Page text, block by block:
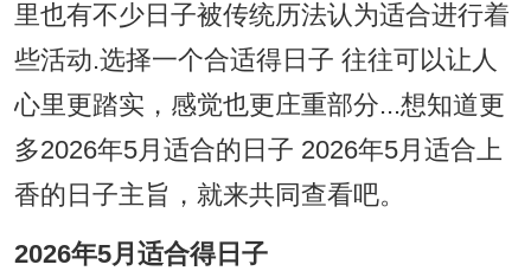
里也有不少日子被传统历法认为适合进行着
些活动.选择一个合适得日子 往往可以让人
心里更踏实，感觉也更庄重部分...想知道更
多2026年5月适合的日子 2026年5月适合上
香的日子主旨，就来共同查看吧。
2026年5月适合得日子